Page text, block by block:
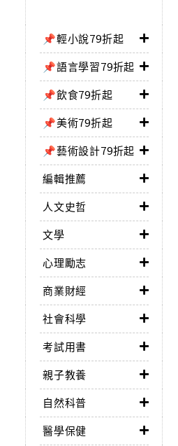
📌輕小說79折起
📌語言學習79折起
📌飲食79折起
📌美術79折起
📌藝術設計79折起
編輯推薦
人文史哲
文學
心理勵志
商業財經
社會科學
考試用書
親子教養
自然科普
醫學保健